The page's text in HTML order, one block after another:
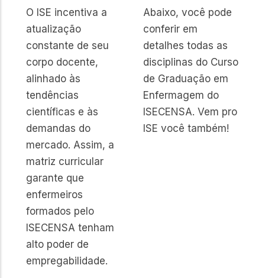
O ISE incentiva a
atualização
constante de seu
corpo docente,
alinhado às
tendências
científicas e às
demandas do
mercado. Assim, a
matriz curricular
garante que
enfermeiros
formados pelo
ISECENSA tenham
alto poder de
empregabilidade.
Abaixo, você pode
conferir em
detalhes todas as
disciplinas do Curso
de Graduação em
Enfermagem do
ISECENSA. Vem pro
ISE você também!